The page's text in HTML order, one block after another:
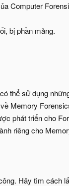
Computer
bị phần mảng.​
thể sử dụng
Memory
phát triển cho
riêng cho
Hãy tìm cách